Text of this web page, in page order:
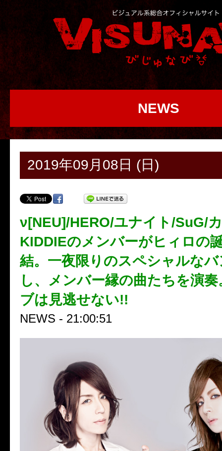
NEWS
2019年09月08日 (日)
ν[NEU]/HERO/ユナイト/SuG/
KIDDIEのメンバーがヒィロの
結。一夜限りのスペシャルな
し、メンバー縁の曲たちを演
ブは見逃せない!!
NEWS - 21:00:51